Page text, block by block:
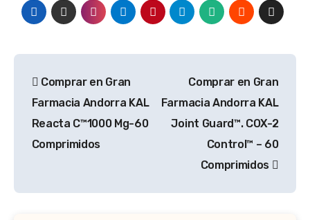
de
entradas
Comprar en Gran
Farmacia Andorra KAL
Reacta C™1000 Mg-60
Comprimidos
Comprar en Gran
Farmacia Andorra KAL
Joint Guard™. COX-2
Control™ – 60
Comprimidos